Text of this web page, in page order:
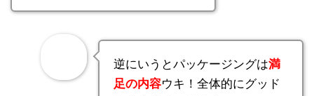
逆にいうとパッケージングは満
足の内容ウキ！全体的にグッド